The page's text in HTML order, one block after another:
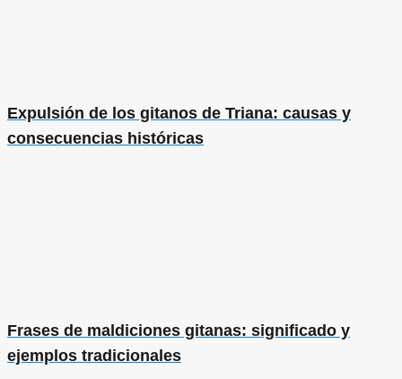
Expulsión de los gitanos de Triana: causas y
consecuencias históricas
Frases de maldiciones gitanas: significado y
ejemplos tradicionales